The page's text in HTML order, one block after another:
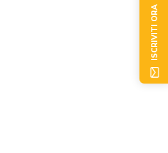
ISCRIVITI ORA